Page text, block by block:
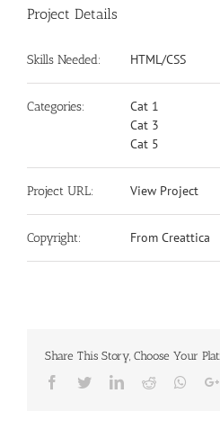
Project Details
Skills Needed: HTML/CSS
Categories:
Cat 1
Cat 3
Cat 5
Project URL: View Project
Copyright: From Creattica
Share This Story, Choose Your
Facebook
TwitterLinkedIn
Reddit